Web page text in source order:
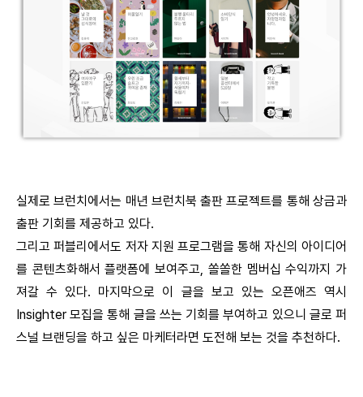
실제로 브런치에서는 매년 브런치북 출판 프로젝트를 통해 상금과
출판 기회를 제공하고 있다.
그리고 퍼블리에서도 저자 지원 프로그램을 통해 자신의 아이디어
를 콘텐츠화해서 플랫폼에 보여주고, 쏠쏠한 멤버십 수익까지 가
져갈 수 있다. 마지막으로 이 글을 보고 있는 오픈애즈 역시
Insighter 모집을 통해 글을 쓰는 기회를 부여하고 있으니 글로 퍼
스널 브랜딩을 하고 싶은 마케터라면 도전해 보는 것을 추천하다.